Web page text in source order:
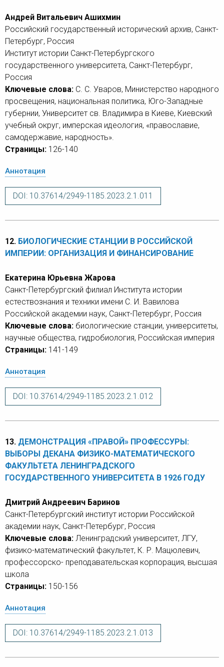
Андрей Витальевич Ашихмин
Российский государственный исторический архив, Санкт-
Петербург, Россия
Институт истории Санкт-Петербургского
государственного университета, Санкт-Петербург,
Россия
Ключевые слова: С. С. Уваров, Министерство народного
просвещения, национальная политика, Юго-Западные
губернии, Университет св. Владимира в Киеве, Киевский
учебный округ, имперская идеология, «православие,
самодержавие, народность».
Страницы: 126-140
Аннотация
DOI: 10.37614/2949-1185.2023.2.1.011
12. БИОЛОГИЧЕСКИЕ СТАНЦИИ В РОССИЙСКОЙ
ИМПЕРИИ: ОРГАНИЗАЦИЯ И ФИНАНСИРОВАНИЕ
Екатерина Юрьевна Жарова
Санкт-Петербургский филиал Института истории
естествознания и техники имени С. И. Вавилова
Российской академии наук, Санкт-Петербург, Россия
Ключевые слова: биологические станции, университеты,
научные общества, гидробиология, Российская империя
Страницы: 141-149
Аннотация
DOI: 10.37614/2949-1185.2023.2.1.012
13. ДЕМОНСТРАЦИЯ «ПРАВОЙ» ПРОФЕССУРЫ:
ВЫБОРЫ ДЕКАНА ФИЗИКО-МАТЕМАТИЧЕСКОГО
ФАКУЛЬТЕТА ЛЕНИНГРАДСКОГО
ГОСУДАРСТВЕННОГО УНИВЕРСИТЕТА В 1926 ГОДУ
Дмитрий Андреевич Баринов
Санкт-Петербургский институт истории Российской
академии наук, Санкт-Петербург, Россия
Ключевые слова: Ленинградский университет, ЛГУ,
физико-математический факультет, К. Р. Мацюлевич,
профессорско- преподавательская корпорация, высшая
школа
Страницы: 150-156
Аннотация
DOI: 10.37614/2949-1185.2023.2.1.013